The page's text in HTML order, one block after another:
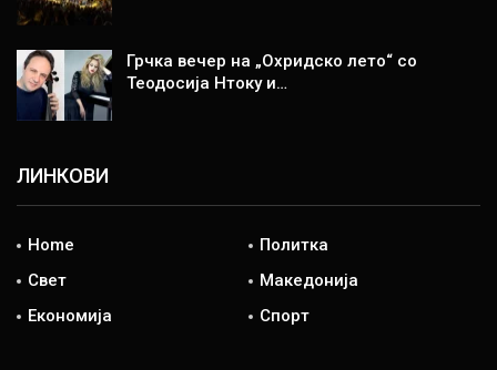
Грчка вечер на „Охридско лето“ со
Теодосија Нтоку и…
ЛИНКОВИ
Home
Политка
Свет
Македонија
Економија
Спорт